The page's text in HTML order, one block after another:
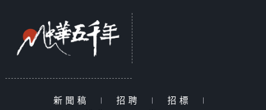
新聞稿 | 招聘 | 招標
|